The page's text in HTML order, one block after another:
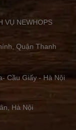
VỤ NEWHOPS
Quận Thanh
Cầu Giấy - Hà Nội
Hà Nội